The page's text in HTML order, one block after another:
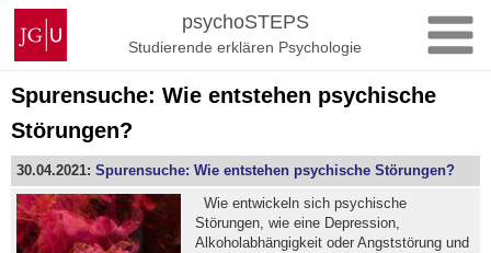
Zum
Inhalt
springen
Johannes
Gutenberg-
Universität
Mainz
psychoSTEPS
Studierende erklären Psychologie
Spurensuche: Wie entstehen psychische
Störungen?
30.04.2021:Spurensuche: Wie entstehen psychische Störungen?
Wie entwickeln sich psychische
Störungen, wie eine Depression,
Alkoholabhängigkeit oder Angststörung und